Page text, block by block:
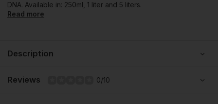
DNA. Available in: 250ml, 1 liter and 5 liters.
Read more
Description
Reviews 0/10